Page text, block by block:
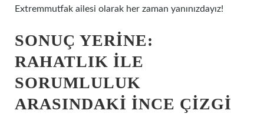
Extremmutfak ailesi olarak her zaman yanınızdayız!
SONUÇ YERINE:
RAHATLIK ILE
SORUMLULUK
ARASINDAKI INCE ÇIZGI